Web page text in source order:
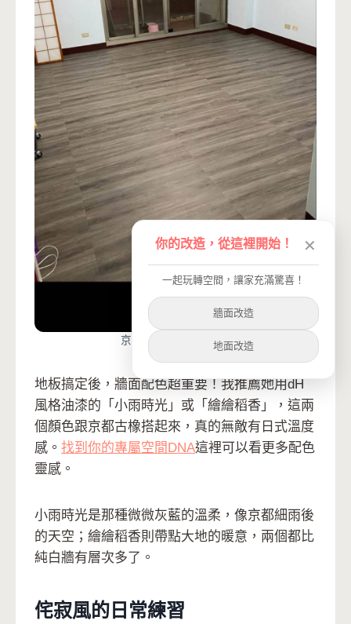
京都古橡真實改造案例
地板搞定後，牆面配色超重要！我推薦她用dH
風格油漆的「小雨時光」或「繪繪稻香」，這兩
個顏色跟京都古橡搭起來，真的無敵有日式溫度
感。 找到你的專屬空間DNA這裡可以看更多配色
靈感。
小雨時光是那種微微灰藍的溫柔，像京都細雨後
的天空；繪繪稻香則帶點大地的暖意，兩個都比
純白牆有層次多了。
侘寂風的日常練習
你的改造，從這裡開始！ ✕
一起玩轉空間，讓家充滿驚喜！
牆面改造
地面改造